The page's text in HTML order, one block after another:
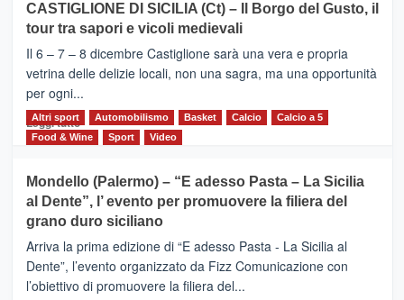
MOIO
ALCANTARA
–
Vivicittà,
alla
scoperta
del
territorio,
e
messaggi
di
CASTIGLIONE DI SICILIA (Ct) – Il Borgo del Gusto, il
tour tra sapori e vicoli medievali
Il 6 – 7 – 8 dicembre Castiglione sarà una vera e propria
vetrina delle delizie locali, non una sagra, ma una opportunità
per ogni...
Leggi tuttoLeggi
di
CASTIGLIONE
DI
SICILIA
(Ct)
–
Il
Borgo
Altri sport Automobilismo Basket Calcio
Calcio a 5
Food & Wine
Sport Video
Mondello (Palermo) – “E adesso Pasta – La Sicilia
al Dente”, l’ evento per promuovere la filiera del
grano duro siciliano
Arriva la prima edizione di “E adesso Pasta - La Sicilia al
Dente”, l’evento organizzato da Fizz Comunicazione con
l’obiettivo di promuovere la filiera del...